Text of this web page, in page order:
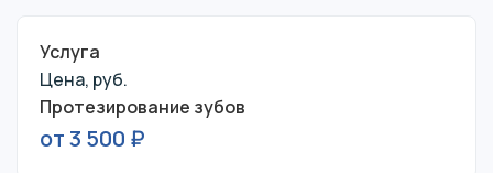
Услуга
Цена, руб.
Протезирование зубов
от 3 500 ₽